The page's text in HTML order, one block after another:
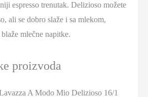
espresso trenutak. Delizioso možete
ali se dobro slaže i sa mlekom,
mlečne napitke.
proizvoda
A Modo Mio Delizioso 16/1